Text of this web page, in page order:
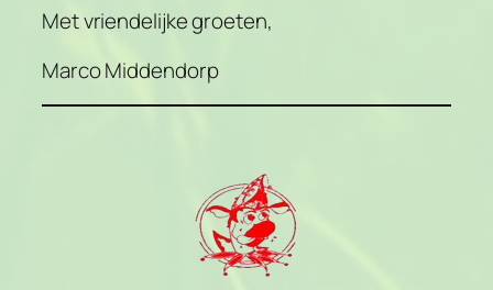
Met vriendelijke groeten,
Marco Middendorp